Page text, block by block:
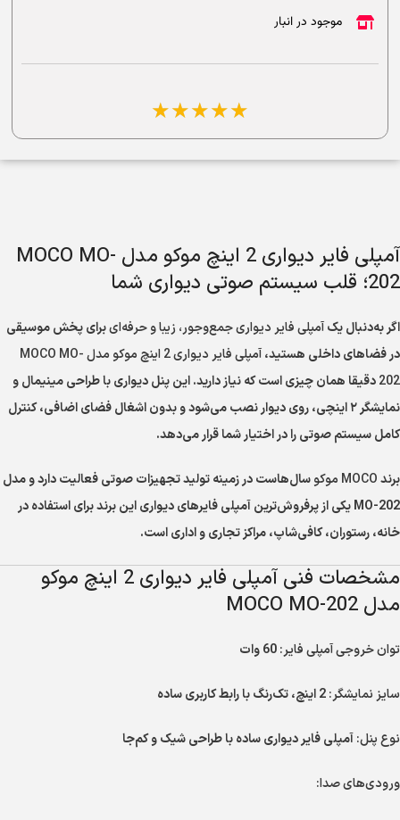
موجود در انبار
☆
☆
☆
☆
☆
آمپلی فایر دیواری 2 اینچ موکو مدل MOCO MO-
202؛ قلب سیستم صوتی دیواری شما
اگر به‌دنبال یکآمپلی فایر دیواری جمع‌وجور، زیبا و حرفه‌ایبرای پخش موسیقی
در فضاهای داخلی هستید،
آمپلی فایر دیواری 2 اینچ موکو مدل MOCO MO-
202دقیقا همان چیزی است که نیاز دارید. این پنل دیواری با طراحی مینیمال و
نمایشگر ۲ اینچی، روی دیوار نصب می‌شود و بدون اشغال فضای اضافی، کنترل
کامل سیستم صوتی را در اختیار شما قرار می‌دهد.
برندMOCO موکو
سال‌هاست در زمینه تولید تجهیزات صوتی فعالیت دارد و مدل
MO-202 یکی از پرفروش‌ترین آمپلی فایرهای دیواری این برند برای استفاده در
خانه، رستوران، کافی‌شاپ، مراکز تجاری و اداری است.
مشخصات فنی آمپلی فایر دیواری 2 اینچ موکو
مدل MOCO MO-202
توان خروجی آمپلی فایر:
سایز نمایشگر:
نوع پنل:آمپلی فایر دیواری ساده با طراحی شیک و کم‌جا
ورودی‌های صدا: